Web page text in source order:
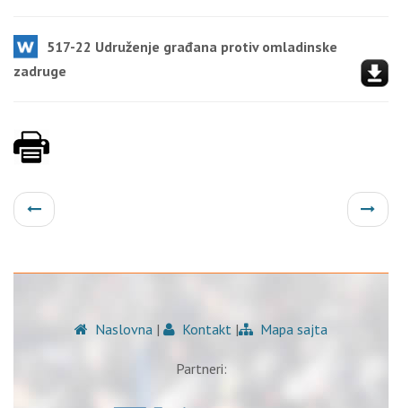
517-22 Udruženje građana protiv omladinske
zadruge
Naslovna | Kontakt | Mapa sajta
Partneri: